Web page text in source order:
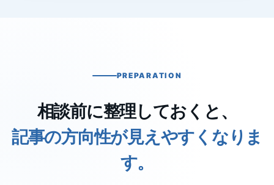
PREPARATION
相談前に整理しておくと、
記事の方向性が見えやすくなりま
す。